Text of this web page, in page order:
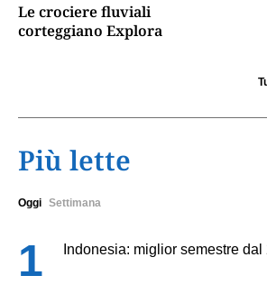
Le crociere fluviali
corteggiano Explora
Più lette
Oggi Settimana
Indonesia: miglior semestre dal